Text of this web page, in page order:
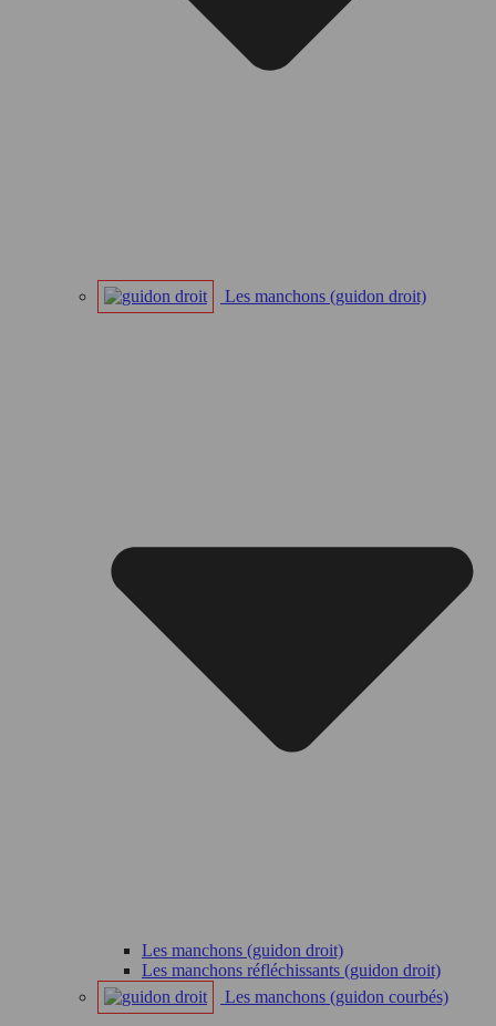
Les manchons (guidon droit)
Les manchons (guidon droit)
Les manchons réfléchissants (guidon droit)
Les manchons (guidon courbés)